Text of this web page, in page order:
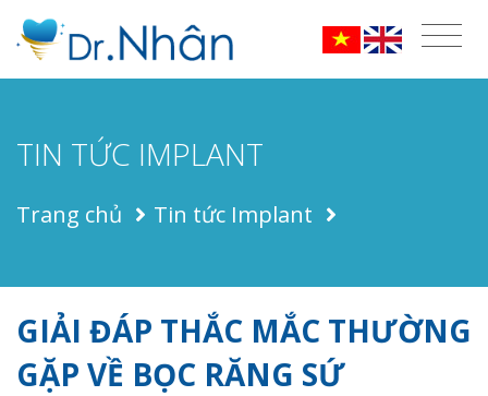
TIN TỨC IMPLANT
Trang chủ Tin tức Implant
GIẢI ĐÁP THẮC MẮC THƯỜNG
GẶP VỀ BỌC RĂNG SỨ